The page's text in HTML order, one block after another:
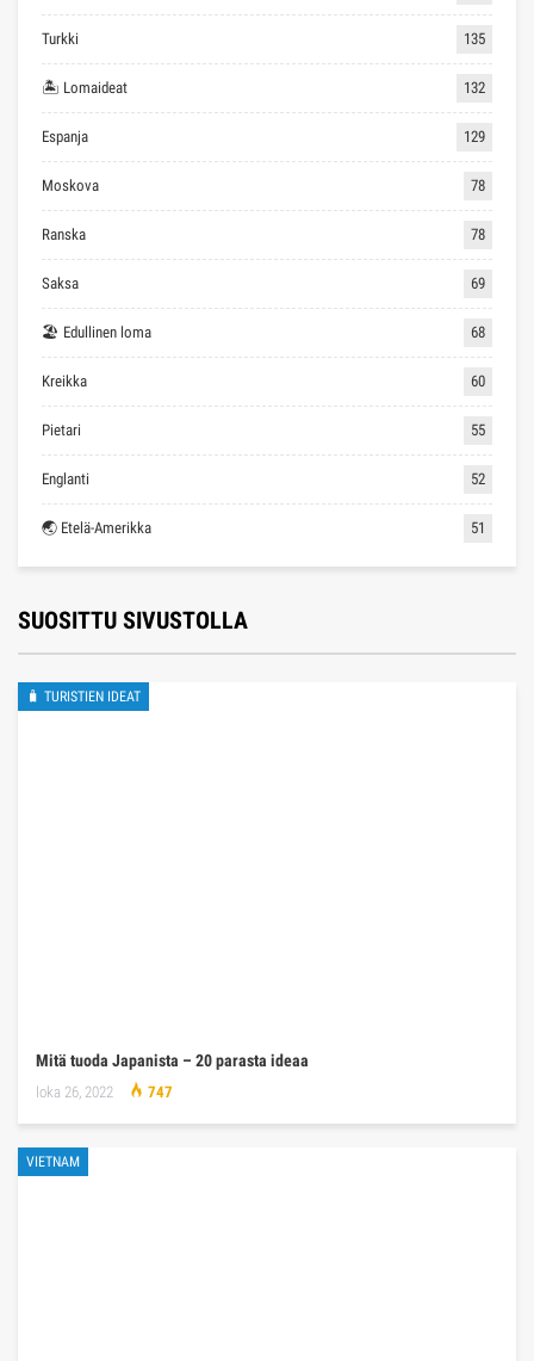
Turkki 135
🏝 Lomaideat 132
Espanja 129
Moskova 78
Ranska 78
Saksa 69
🏖 Edullinen loma 68
Kreikka 60
Pietari 55
Englanti 52
🌏 Etelä-Amerikka 51
SUOSITTU SIVUSTOLLA
🧳 TURISTIEN IDEAT
Mitä tuoda Japanista – 20 parasta ideaa
loka 26, 2022 747
VIETNAM